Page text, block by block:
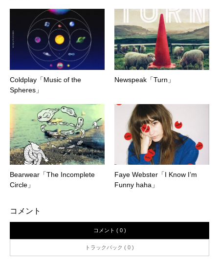
Coldplay「Music of the
Spheres」
Newspeak「Turn」
Bearwear「The Incomplete
Circle」
Faye Webster「I Know I’m
Funny haha」
コメント
コメント ( 0 )
トラックバック ( 0 )